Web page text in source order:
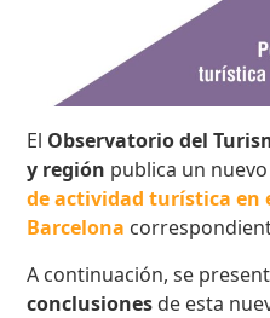
El Observatorio del
y región publica un
de actividad turística en
Barcelona
A continuación, se
conclusiones de esta